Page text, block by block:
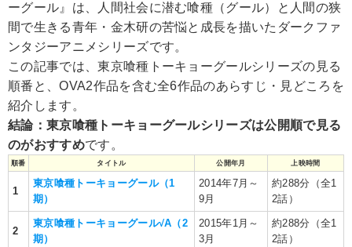
ーグール』は、人間社会に潜む喰種（グール）と人間の狭
間で生きる青年・金木研の苦悩と成長を描いたダークファ
ンタジーアニメシリーズです。
この記事では、東京喰種トーキョーグールシリーズの見る
順番と、OVA2作品を含む全6作品のあらすじ・見どころを
紹介します。
結論：東京喰種トーキョーグールシリーズは公開順で見る
のがおすすめです。
順番 タイトル 公開年月 上映時間
1
東京喰種トーキョーグール（1
期）
2014年7月～
9月
約288分（全1
2話）
2
東京喰種トーキョーグール√A（2
期）
2015年1月～
3月
約288分（全1
2話）